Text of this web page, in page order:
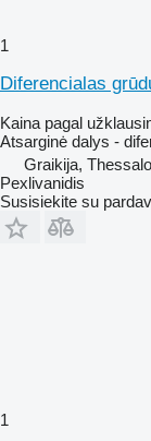
1
Diferencialas
Kaina pagal
Atsarginė dalys -
Graikija,
Pexlivanidis
Susisiekite su
1